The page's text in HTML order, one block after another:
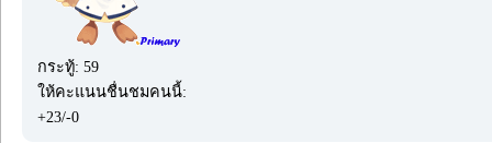
กระทู้: 59
ให้คะแนนชื่นชมคนนี้:
+23/-0